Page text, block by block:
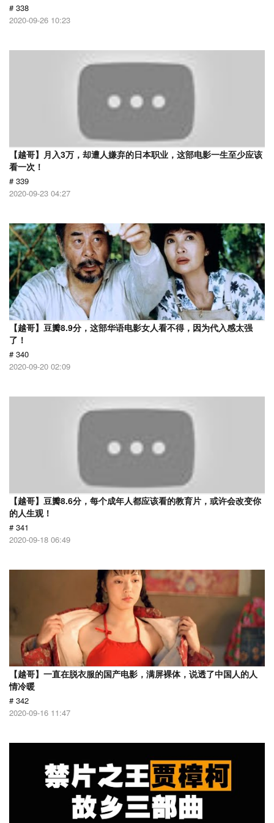
# 338
2020-09-26 10:23
【越哥】月入3万，却遭人嫌弃的日本职业，这部电影一生至少应该
看一次！
# 339
2020-09-23 04:27
【越哥】豆瓣8.9分，这部华语电影女人看不得，因为代入感太强
了！
# 340
2020-09-20 02:09
【越哥】豆瓣8.6分，每个成年人都应该看的教育片，或许会改变你
的人生观！
# 341
2020-09-18 06:49
【越哥】一直在脱衣服的国产电影，满屏裸体，说透了中国人的人
情冷暖
# 342
2020-09-16 11:47